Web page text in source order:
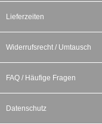
Lieferzeiten
Widerrufsrecht / Umtausch
FAQ / Häufige Fragen
Datenschutz